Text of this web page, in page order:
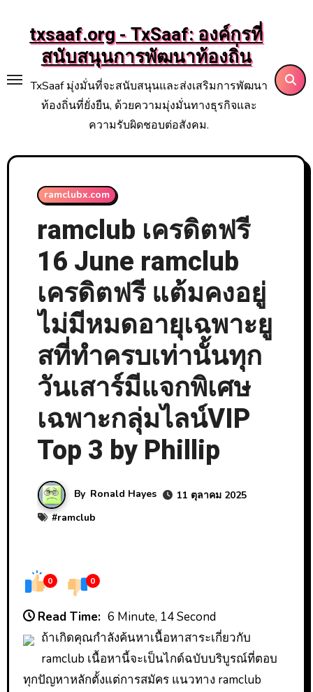
contenttxsaaf.org - TxSaaf: องค์กรที่
สนับสนุนการพัฒนาท้องถิ่น
TxSaaf มุ่งมั่นที่จะสนับสนุนและส่งเสริมการพัฒนา
ท้องถิ่นที่ยั่งยืน, ด้วยความมุ่งมั่นทางธุรกิจและ
ความรับผิดชอบต่อสังคม.
ramclubx.com
ramclub เครดิตฟรี
16 June ramclub
เครดิตฟรี แต้มคงอยู่
ไม่มีหมดอายุเฉพาะยู
สที่ทำครบเท่านั้นทุก
วันเสาร์มีแจกพิเศษ
เฉพาะกลุ่มไลน์VIP
Top 3 by Phillip
By Ronald Hayes
11 ตุลาคม 2025
#ramclub
0 0
Read Time: 6 Minute, 14 Second
ถ้าเกิดคุณกำลังค้นหาเนื้อหาสาระเกี่ยวกับ
ramclub เนื้อหานี้จะเป็นไกด์ฉบับบริบูรณ์ที่ตอบ
ทุกปัญหาหลักตั้งแต่การสมัคร แนวทาง ramclub